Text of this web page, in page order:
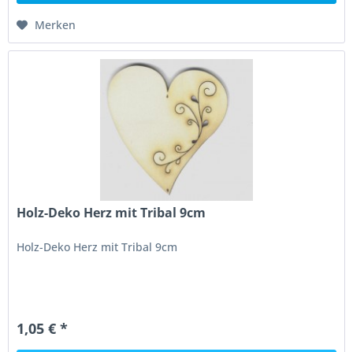
Merken
Holz-Deko Herz mit Tribal 9cm
Holz-Deko Herz mit Tribal 9cm
1,05 € *